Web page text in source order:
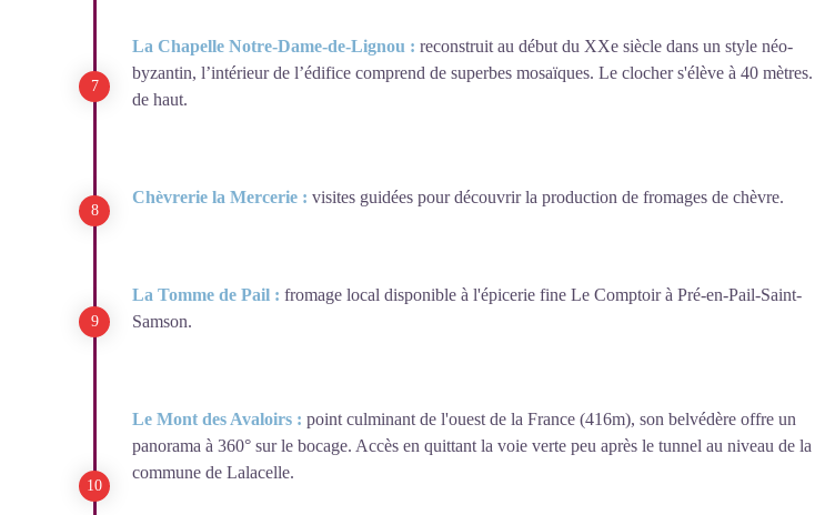
La Chapelle Notre-Dame-de-Lignou : reconstruit au début du XXe siècle dans un style néo-
byzantin, l’intérieur de l’édifice comprend de superbes mosaïques. Le clocher s'élève à 40 mètres.
de haut.
Chèvrerie la Mercerie : visites guidées pour découvrir la production de fromages de chèvre.
La Tomme de Pail : fromage local disponible à l'épicerie fine Le Comptoir à Pré-en-Pail-Saint-
Samson.
Le Mont des Avaloirs : point culminant de l'ouest de la France (416m), son belvédère offre un
panorama à 360° sur le bocage. Accès en quittant la voie verte peu après le tunnel au niveau de la
commune de Lalacelle.